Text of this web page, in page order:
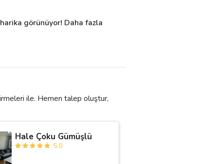
görünüyor! Daha fazla
ile. Hemen talep oluştur,
Hale Çoku Gümüşlü
5.0